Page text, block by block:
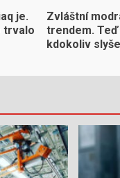
je.
trvalo
Zvláštní
trendem. Teď
kdokoliv